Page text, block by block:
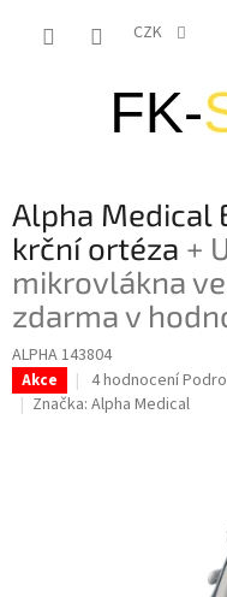
CZK
Alpha Medical
krční ortéza +
mikrovlákna
zdarma v
ALPHA 143804
Akce
Průměrné
hodnocení
4 hodnocení
Značka: Alpha Medical